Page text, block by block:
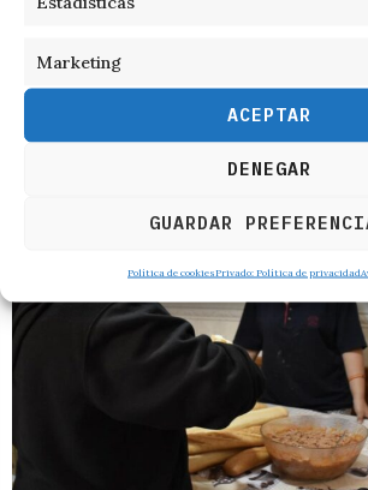
Marketing
ACEPTAR
DENEGAR
GUARDAR
Política de cookiesPrivado: Política de privacidad
RELACIONADOS